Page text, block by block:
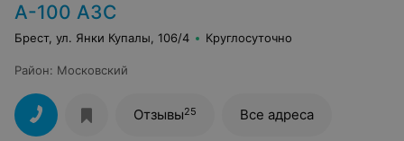
А-100 АЗС
Брест, ул. Янки Купалы, 106/4 Круглосуточно
Район: Московский
Отзывы25 Все адреса